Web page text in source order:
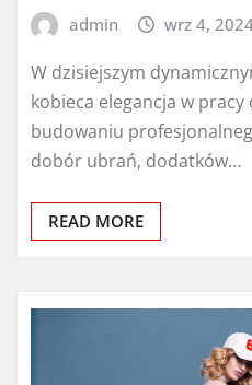
admin wrz 4,
W dzisiejszym
kobieca elegancja w
budowaniu
dobór ubrań, dodatków…
READ MORE